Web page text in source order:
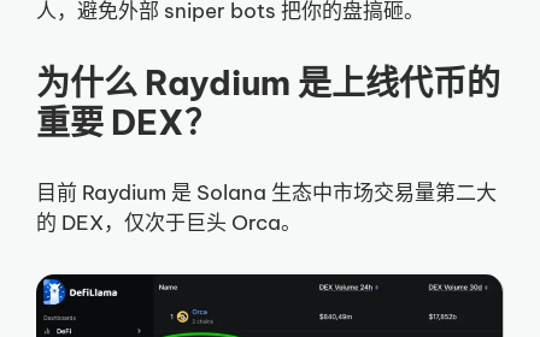
人，避免外部 sniper bots 把你的盘搞砸。
为什么 Raydium 是上线代币的
重要 DEX？
目前 Raydium 是 Solana 生态中市场交易量第二大
的 DEX，仅次于巨头 Orca。